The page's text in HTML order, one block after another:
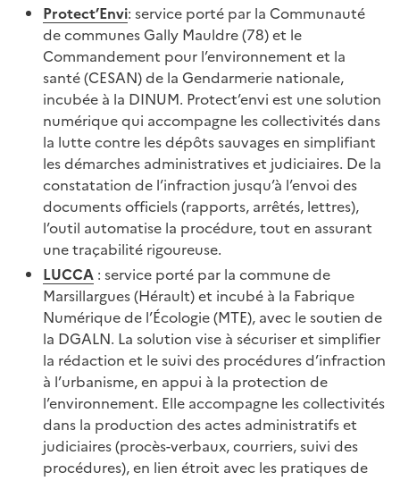
Protect’Envi: service porté par la Communauté
de communes Gally Mauldre (78) et le
Commandement pour l’environnement et la
santé (CESAN) de la Gendarmerie nationale,
incubée à la DINUM. Protect’envi est une solution
numérique qui accompagne les collectivités dans
la lutte contre les dépôts sauvages en simplifiant
les démarches administratives et judiciaires. De la
constatation de l’infraction jusqu’à l’envoi des
documents officiels (rapports, arrêtés, lettres),
l’outil automatise la procédure, tout en assurant
une traçabilité rigoureuse.
LUCCA : service porté par la commune de
Marsillargues (Hérault) et incubé à la Fabrique
Numérique de l’Écologie (MTE), avec le soutien de
la DGALN. La solution vise à sécuriser et simplifier
la rédaction et le suivi des procédures d’infraction
à l’urbanisme, en appui à la protection de
l’environnement. Elle accompagne les collectivités
dans la production des actes administratifs et
judiciaires (procès-verbaux, courriers, suivi des
procédures), en lien étroit avec les pratiques de